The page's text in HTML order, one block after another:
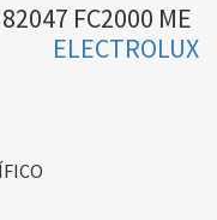
FC2000 ME
ELECTROLUX